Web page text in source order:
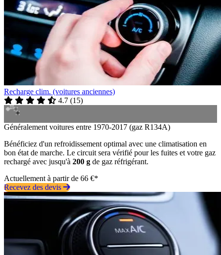
Recharge clim. (voitures anciennes)
4.7 (15)
Généralement voitures entre 1970-2017 (gaz R134A)
Bénéficiez d'un refroidissement optimal avec une climatisation en
bon état de marche. Le circuit sera vérifié pour les fuites et votre gaz
rechargé avec jusqu'à 200 g de gaz réfrigérant.
Actuellement à partir de 66 €*
Recevez des devis